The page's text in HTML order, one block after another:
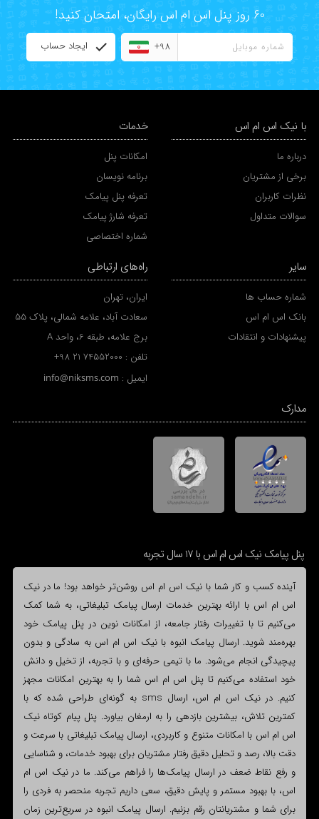
60 روز پنل اس ام اس رایگان، امتحان کنید!
+98 ایجاد حساب
با نیک اس ام اس
درباره ما
برخی از مشتریان
نظرات کاربران
سوالات متداول
خدمات
امکانات پنل
برنامه نویسان
تعرفه پنل پیامک
تعرفه شارژ پیامک
شماره اختصاصی
سایر
شماره حساب ها
بانک اس ام اس
پیشنهادات و انتقادات
راه‌های ارتباطی
ایران، تهران
سعادت آباد، علامه شمالی، پلاک 55
برج علامه، طبقه 6، واحد A
تلفن : +98 21 74552000
ایمیل : info@niksms.com
مدارک
پنل پیامک نیک اس ام اس با 17 سال تجربه
آینده کسب و کار شما با نیک اس ام اس روشن‌تر خواهد بود! ما در نیک
اس ام اس با ارائه بهترین خدمات ارسال پیامک تبلیغاتی، به شما کمک
می‌کنیم تا با تغییرات رفتار جامعه، از امکانات نوین در پنل پیامک خود
بهره‌مند شوید. ارسال پیامک انبوه با نیک اس ام اس به سادگی و بدون
پیچیدگی انجام می‌شود. ما با تیمی حرفه‌ای و با تجربه، از تخیل و دانش
خود استفاده می‌کنیم تا پنل اس ام اس شما را به بهترین امکانات مجهز
کنیم. در نیک اس ام اس، ارسال sms به گونه‌ای طراحی شده که با
کمترین تلاش، بیشترین بازدهی را به ارمغان بیاورد. پنل پیام کوتاه نیک
اس ام اس با امکانات متنوع و کاربردی، ارسال پیامک تبلیغاتی با سرعت و
دقت بالا، رصد و تحلیل دقیق رفتار مشتریان برای بهبود خدمات، و شناسایی
و رفع نقاط ضعف در ارسال پیامک‌ها را فراهم می‌کند. ما در نیک اس ام
اس، با بهبود مستمر و پایش دقیق، سعی داریم تجربه منحصر به فردی را
برای شما و مشتریانتان رقم بزنیم. ارسال پیامک انبوه در سریع‌ترین زمان